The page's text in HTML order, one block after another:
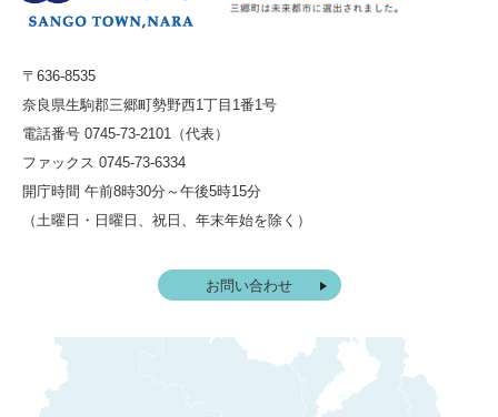
〒636-8535
奈良県生駒郡三郷町勢野西1丁目1番1号
電話番号 0745-73-2101（代表）
ファックス 0745-73-6334
開庁時間 午前8時30分～午後5時15分
（土曜日・日曜日、祝日、年末年始を除く）
お問い合わせ